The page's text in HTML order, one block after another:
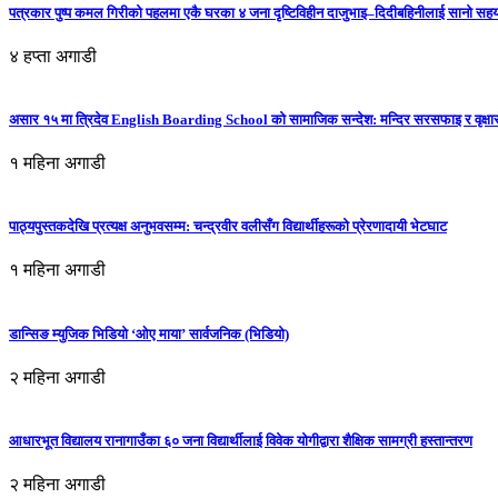
पत्रकार पुष्प कमल गिरीको पहलमा एकै घरका ४ जना दृष्टिविहीन दाजुभाइ–दिदीबहिनीलाई सानो
४ हप्ता अगाडी
असार १५ मा त्रिदेव English Boarding School को सामाजिक सन्देश: मन्दिर सरसफाइ र
१ महिना अगाडी
पाठ्यपुस्तकदेखि प्रत्यक्ष अनुभवसम्म: चन्द्रवीर वलीसँग विद्यार्थीहरूको प्रेरणादायी भेटघाट
१ महिना अगाडी
डान्सिङ म्युजिक भिडियो ‘ओए माया’ सार्वजनिक (भिडियो)
२ महिना अगाडी
आधारभूत विद्यालय रानागाउँका ६० जना विद्यार्थीलाई विवेक योगीद्वारा शैक्षिक सामग्री हस्तान्तरण
२ महिना अगाडी